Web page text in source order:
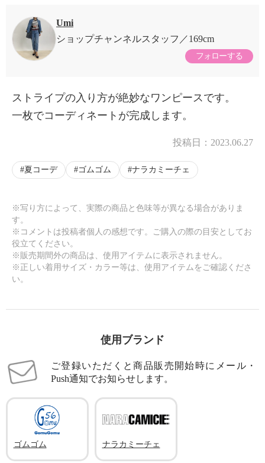
商品紹介
Umi
ショップチャンネルスタッフ
169cm
フォローする
ストライプの入り方が絶妙なワンピースです。
一枚でコーディネートが完成します。
投稿日： 2023.06.27
夏コーデ ゴムゴム ナラカミーチェ
※写り方によって、実際の商品と色味等が異なる場合がありま
す。
※コメントは投稿者個人の感想です。ご購入の際の目安としてお
役立てください。
※販売期間外の商品は、使用アイテムに表示されません。
※正しい着用サイズ・カラー等は、使用アイテムをご確認くださ
い。
使用ブランド
ご登録いただくと商品販売開始時にメール・
Push通知でお知らせします。
ゴムゴム ナラカミーチェ